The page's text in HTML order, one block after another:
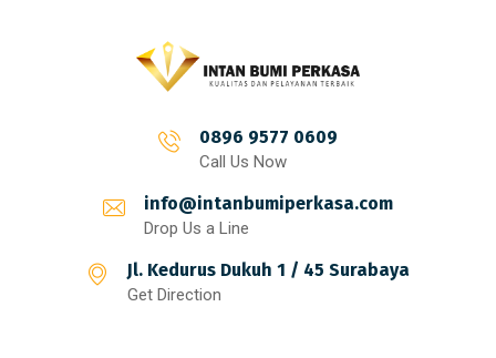
0896 9577 0609
Call Us Now
info@intanbumiperkasa.com
Drop Us a Line
Jl. Kedurus Dukuh 1 / 45 Surabaya
Get Direction